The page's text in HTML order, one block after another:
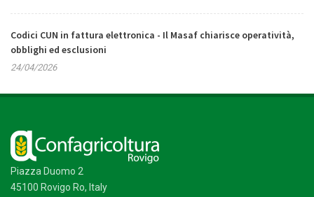
Codici CUN in fattura elettronica - Il Masaf chiarisce operatività,
obblighi ed esclusioni
24/04/2026
Piazza Duomo 2
45100 Rovigo Ro, Italy